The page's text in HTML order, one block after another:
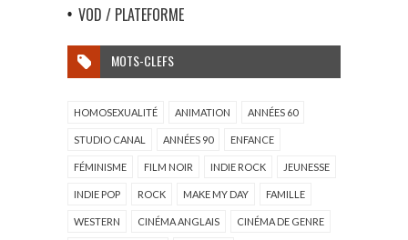
VOD / PLATEFORME
MOTS-CLEFS
HOMOSEXUALITÉ ANIMATION ANNÉES 60
STUDIO CANAL ANNÉES 90 ENFANCE
FÉMINISME FILM NOIR INDIE ROCK JEUNESSE
INDIE POP ROCK MAKE MY DAY FAMILLE
WESTERN CINÉMA ANGLAIS CINÉMA DE GENRE